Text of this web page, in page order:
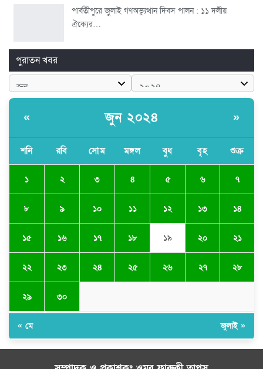
পার্বতীপুরে জুলাই গণঅভ্যুত্থান দিবস পালন : ১১ দলীয়
ঐক্যের…
পুরাতন খবর
« জুন ২০২৪ »
শনি রবি সোম মঙ্গল বুধ বৃহ শুক্র
১ ২ ৩ ৪ ৫ ৬ ৭
৮ ৯ ১০ ১১ ১২ ১৩ ১৪
১৫ ১৬ ১৭ ১৮ ১৯ ২০ ২১
২২ ২৩ ২৪ ২৫ ২৬ ২৭ ২৮
২৯ ৩০
« মে জুলাই »